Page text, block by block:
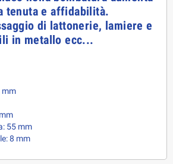
tenuta e affidabilità.
di lattonerie, lamiere e
in metallo ecc...
mm
55 mm
8 mm